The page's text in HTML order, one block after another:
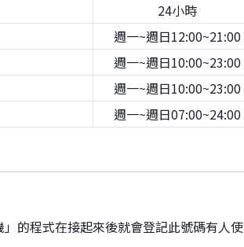
24小時
週一~週日12:00~21:00
週一~週日10:00~23:00
週一~週日10:00~23:00
週一~週日07:00~24:00
的程式在接起來後就會登記此號碼有人使